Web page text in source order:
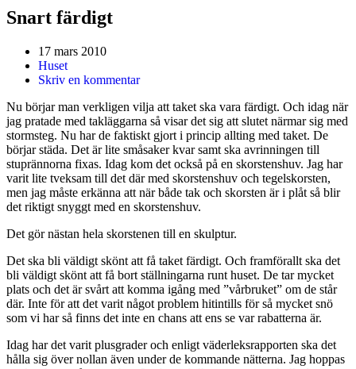
Snart färdigt
17 mars 2010
Huset
Skriv en kommentar
Nu börjar man verkligen vilja att taket ska vara färdigt. Och idag när
jag pratade med takläggarna så visar det sig att slutet närmar sig med
stormsteg. Nu har de faktiskt gjort i princip allting med taket. De
börjar städa. Det är lite småsaker kvar samt ska avrinningen till
stuprännorna fixas. Idag kom det också på en skorstenshuv. Jag har
varit lite tveksam till det där med skorstenshuv och tegelskorsten,
men jag måste erkänna att när både tak och skorsten är i plåt så blir
det riktigt snyggt med en skorstenshuv.
Det gör nästan hela skorstenen till en skulptur.
Det ska bli väldigt skönt att få taket färdigt. Och framförallt ska det
bli väldigt skönt att få bort ställningarna runt huset. De tar mycket
plats och det är svårt att komma igång med ”vårbruket” om de står
där. Inte för att det varit något problem hitintills för så mycket snö
som vi har så finns det inte en chans att ens se var rabatterna är.
Idag har det varit plusgrader och enligt väderleksrapporten ska det
hålla sig över nollan även under de kommande nätterna. Jag hoppas